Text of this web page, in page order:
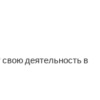
деятельность в